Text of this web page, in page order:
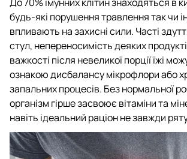
будь-які порушення травлення так чи
впливають на захисні сили. Часті
стул, непереносимість деяких
важкості після невеликої порції їжі
ознакою дисбалансу мікрофлори або
запальних процесів. Без нормальної
організм гірше засвоює вітаміни та
навіть ідеальний раціон не завжди